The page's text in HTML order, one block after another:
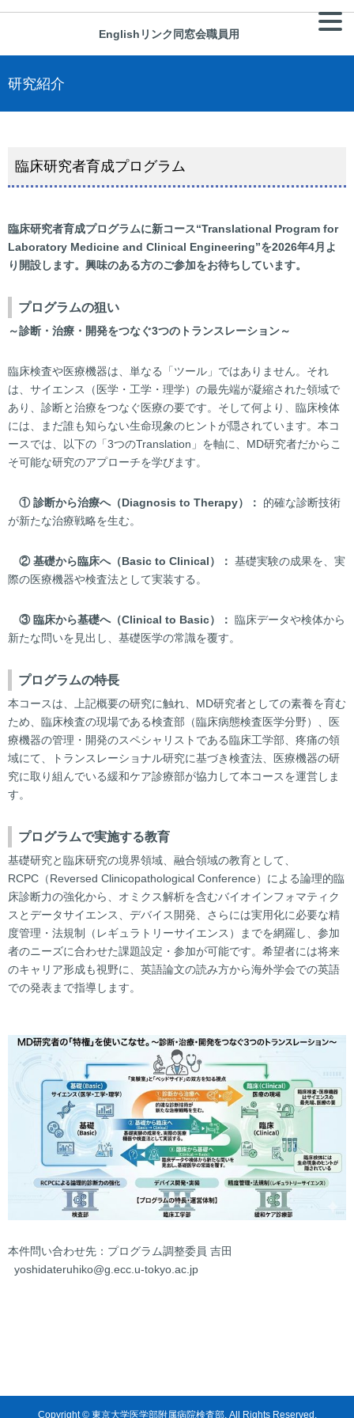
English リンク 同窓会職員用
研究紹介
臨床研究者育成プログラム
臨床研究者育成プログラムに新コース“Translational Program for
Laboratory Medicine and Clinical Engineering”を2026年4月よ
り開設します。興味のある方のご参加をお待ちしています。
プログラムの狙い
～診断・治療・開発をつなぐ3つのトランスレーション～
臨床検査や医療機器は、単なる「ツール」ではありません。それ
は、サイエンス（医学・工学・理学）の最先端が凝縮された領域で
あり、診断と治療をつなぐ医療の要です。そして何より、臨床検体
には、まだ誰も知らない生命現象のヒントが隠されています。本コ
ースでは、以下の「3つのTranslation」を軸に、MD研究者だからこ
そ可能な研究のアプローチを学びます。
① 診断から治療へ（Diagnosis to Therapy）：
的確な診断技術
が新たな治療戦略を生む。
② 基礎から臨床へ（Basic to Clinical）： 基礎実験の成果を、実
際の医療機器や検査法として実装する。
③ 臨床から基礎へ（Clinical to Basic）： 臨床データや検体から
新たな問いを見出し、基礎医学の常識を覆す。
プログラムの特長
本コースは、上記概要の研究に触れ、MD研究者としての素養を育む
ため、臨床検査の現場である検査部（臨床病態検査医学分野）、医
療機器の管理・開発のスペシャリストである臨床工学部、疼痛の領
域にて、トランスレーショナル研究に基づき検査法、医療機器の研
究に取り組んでいる緩和ケア診療部が協力して本コースを運営しま
す。
プログラムで実施する教育
基礎研究と臨床研究の境界領域、融合領域の教育として、
RCPC（Reversed Clinicopathological Conference）による論理的臨
床診断力の強化から、オミクス解析を含むバイオインフォマティク
スとデータサイエンス、デバイス開発、さらには実用化に必要な精
度管理・法規制（レギュラトリーサイエンス）までを網羅し、参加
者のニーズに合わせた課題設定・参加が可能です。希望者には将来
のキャリア形成も視野に、英語論文の読み方から海外学会での英語
での発表まで指導します。
本件問い合わせ先：プログラム調整委員 吉田
yoshidateruhiko@g.ecc.u-tokyo.ac.jp
Copyright © 東京大学医学部附属病院検査部. All Rights Reserved.